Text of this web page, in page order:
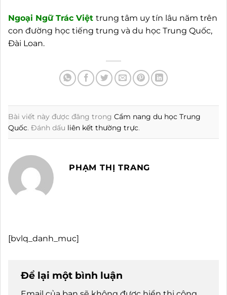
Ngoại Ngữ Trác Việt trung tâm uy tín lâu năm trên
con đường học tiếng trung và du học Trung Quốc,
Đài Loan.
Bài viết này được đăng trong Cẩm nang du học Trung
Quốc. Đánh dấu liên kết thường trực.
PHẠM THỊ TRANG
[bvlq_danh_muc]
Để lại một bình luận